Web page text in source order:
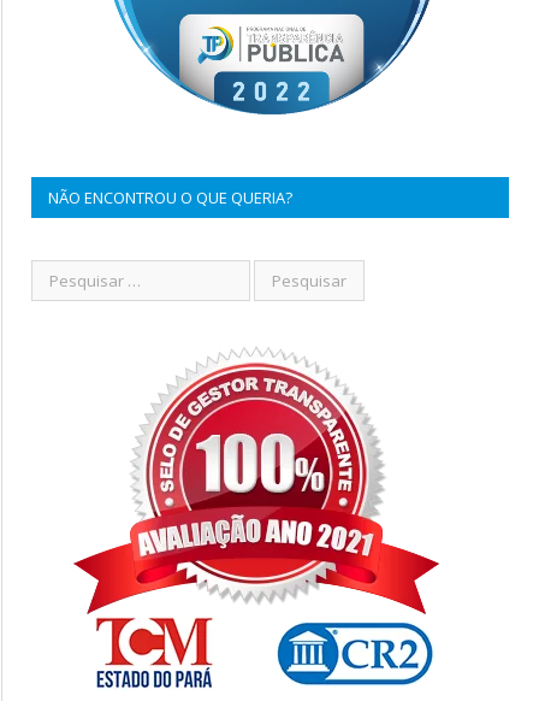
NÃO ENCONTROU O QUE QUERIA?